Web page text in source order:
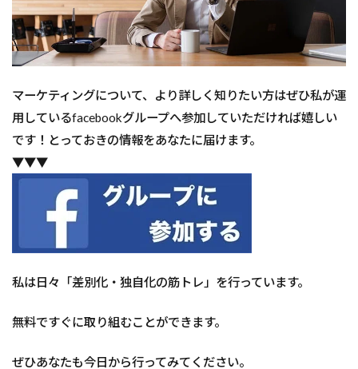
マーケティングについて、より詳しく知りたい方はぜひ私が運
用しているfacebookグループへ参加していただければ嬉しい
です！とっておきの情報をあなたに届けます。
▼▼▼
私は日々「差別化・独自化の筋トレ」を行っています。
無料ですぐに取り組むことができます。
ぜひあなたも今日から行ってみてください。